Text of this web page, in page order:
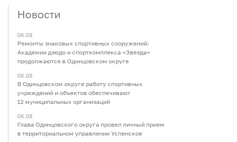
Новости
06.08
Ремонты знаковых спортивных сооружений:
Академии дзюдо и спорткомплекса «Звезда»
продолжаются в Одинцовском округе
06.08
В Одинцовском округе работу спортивных
учреждений и объектов обеспечивают
12 муниципальных организаций
06.08
Глава Одинцовского округа провел личный прием
в территориальном управлении Успенское